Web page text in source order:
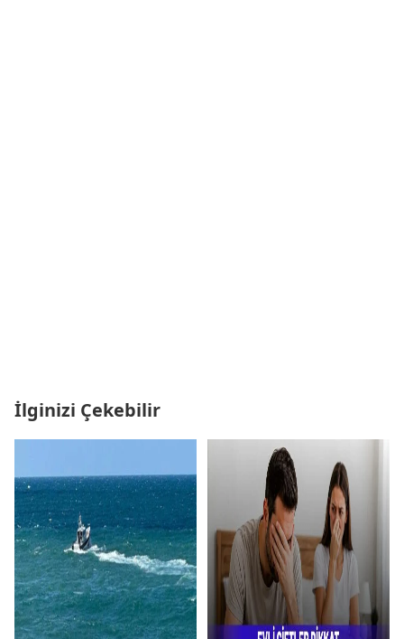
İlginizi Çekebilir